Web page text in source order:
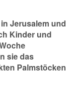
Jerusalem und
Kinder und
sie das
Palmstöcken